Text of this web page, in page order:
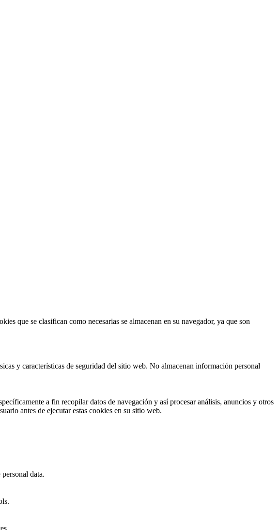
que se clasifican como necesarias se almacenan en su navegador, ya que son
y características de seguridad del sitio web. No almacenan información personal
a fin recopilar datos de navegación y así procesar análisis, anuncios y otros
antes de ejecutar estas cookies en su sitio web.
data.